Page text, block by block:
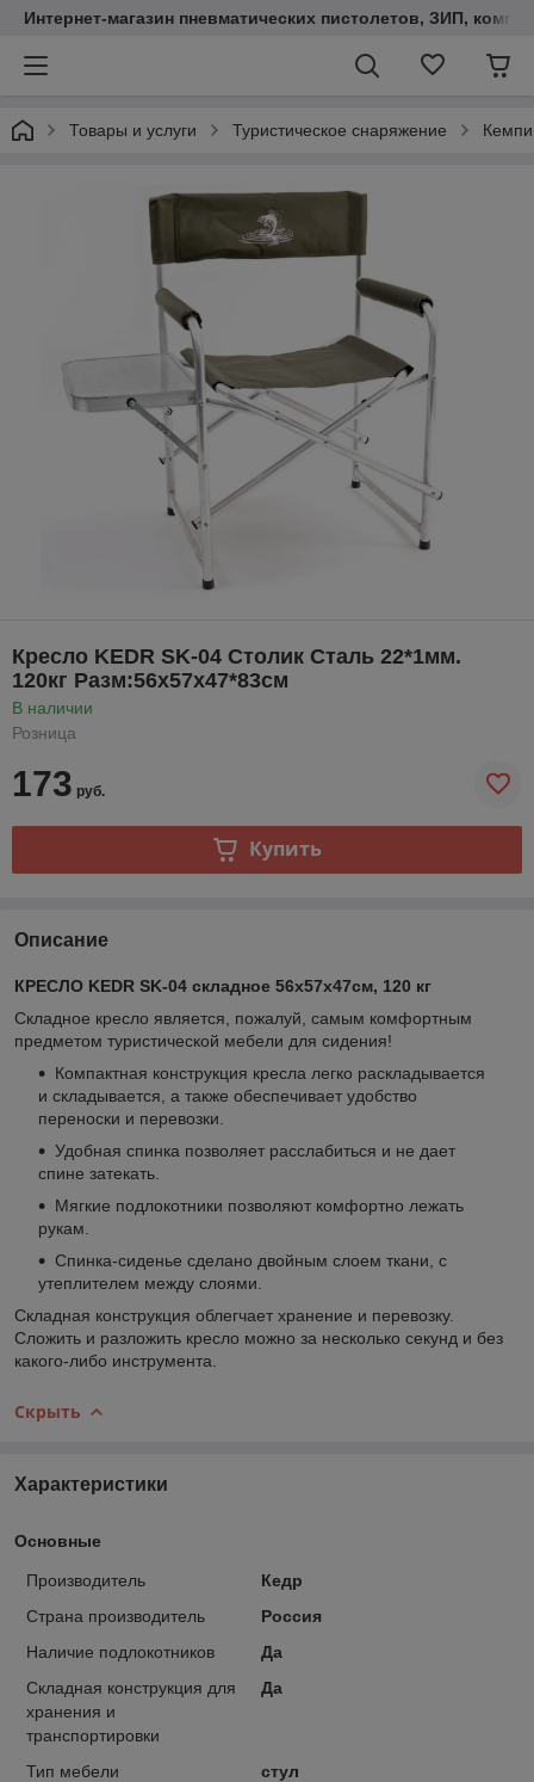
Интернет-магазин пневматических пистолетов, ЗИП,
Товары и услуги Туристическое снаряжение
Кресло KEDR SK-04 Столик Сталь 22*1мм.
120кг Разм:56х57х47*83см
В наличии
Розница
173 руб.
Купить
Описание
КРЕСЛО KEDR SK-04 складное 56х57х47см, 120 кг
Складное кресло является, пожалуй, самым комфортным
предметом туристической мебели для сидения!
Компактная конструкция кресла легко раскладывается
и складывается, а также обеспечивает удобство
переноски и перевозки.
Удобная спинка позволяет расслабиться и не дает
спине затекать.
Мягкие подлокотники позволяют комфортно лежать
рукам.
Спинка-сиденье сделано двойным слоем ткани, с
утеплителем между слоями.
Складная конструкция облегчает хранение и перевозку.
Сложить и разложить кресло можно за несколько секунд и без
какого-либо инструмента.
Скрыть
Характеристики
Основные
Производитель
Кедр
Страна производитель
Россия
Наличие подлокотников
Да
Складная конструкция для
хранения и
транспортировки
Да
Тип мебели
стул